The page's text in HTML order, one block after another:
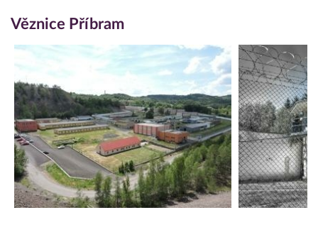
Věznice Příbram